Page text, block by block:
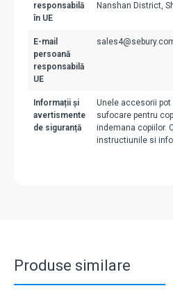
responsabilă
în UE
Nanshan District,
E-mail
persoană
responsabilă
UE
Informații și
avertismente
de siguranță
Unele accesorii
sufocare pentru
indemana copiilor.
instructiunile si
Produse similare